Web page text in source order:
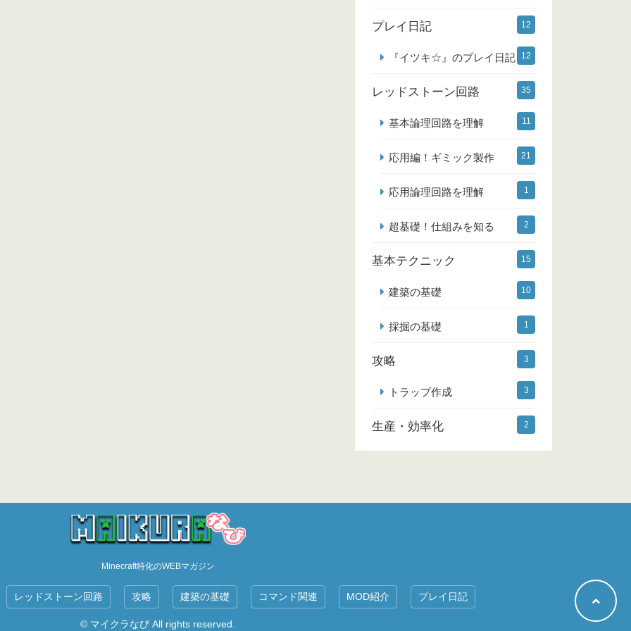
プレイ日記 12
『イツキ☆』のプレイ日記 12
レッドストーン回路 35
基本論理回路を理解 11
応用編！ギミック製作 21
応用論理回路を理解 1
超基礎！仕組みを知る 2
基本テクニック 15
建築の基礎 10
採掘の基礎 1
攻略 3
トラップ作成 3
生産・効率化 2
Minecraft特化のWEBマガジン
レッドストーン回路 攻略 建築の基礎 コマンド関連 MOD紹介 プレイ日記
© マイクラなび All rights reserved.